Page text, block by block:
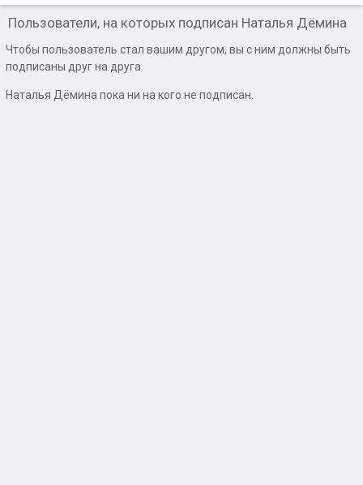
Пользователи, на которых подписан Наталья Дёмина
Чтобы пользователь стал вашим другом, вы с ним должны быть
подписаны друг на друга.
Наталья Дёмина пока ни на кого не подписан.